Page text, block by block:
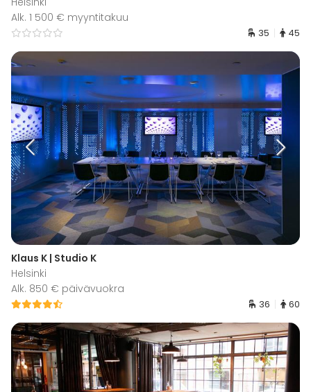
Alk. 1 500 € myyntitakuu
35 45
Klaus K | Studio K
Helsinki
Alk. 850 € päivävuokra
36 60